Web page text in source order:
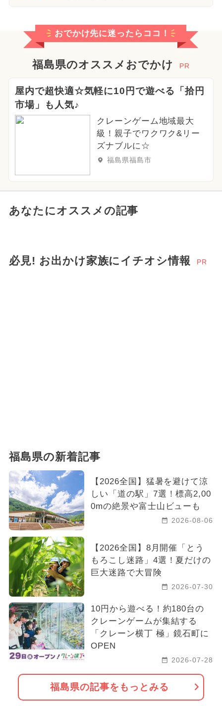
おでかけ先に迷ったらココ！
福島県のオススメおでかけ PR
屋内で超快適☆気軽に10円で遊べる「拾円
市場」も人気♪
クレーンゲーム地域最大
級！親子でワクワク&リー
ズナブルに☆
福島県福島市
あなたにオススメの記事
必見! お出かけ家族にイチオシ情報 PR
福島県の新着記事
【2026全国】猛暑を避けて涼
しい「道の駅」7選！標高2,00
0mの絶景や富士山ビューも
2026-08-06
【2026全国】8月開催「とう
もろこし迷路」4選！夏だけの
巨大迷路で大冒険
2026-07-30
10円から遊べる！約180台の
クレーンゲームが集結する
「クレーン横丁 極」鏡石町に
OPEN
2026-07-28
福島県の記事をもっとみる